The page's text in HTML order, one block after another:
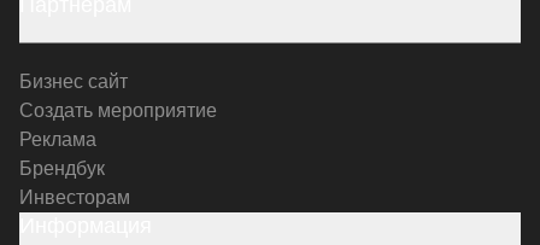
Бизнес сайт
Создать мероприятие
Реклама
Брендбук
Инвесторам